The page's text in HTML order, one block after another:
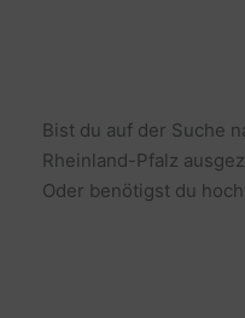
Bist du auf der Suche
Rheinland-Pfalz
Oder benötigst du